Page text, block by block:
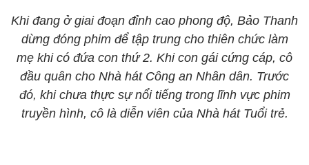
Khi đang ở giai đoạn đỉnh cao phong độ, Bảo Thanh
dừng đóng phim để tập trung cho thiên chức làm
mẹ khi có đứa con thứ 2. Khi con gái cứng cáp, cô
đầu quân cho Nhà hát Công an Nhân dân. Trước
đó, khi chưa thực sự nổi tiếng trong lĩnh vực phim
truyền hình, cô là diễn viên của Nhà hát Tuổi trẻ.